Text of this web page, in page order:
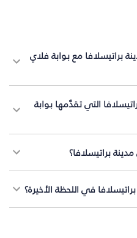
براتيسلافا مع بوابة فلاي
التي تقدّمها بوابة
براتيسلافا؟
في اللحظة الأخيرة؟